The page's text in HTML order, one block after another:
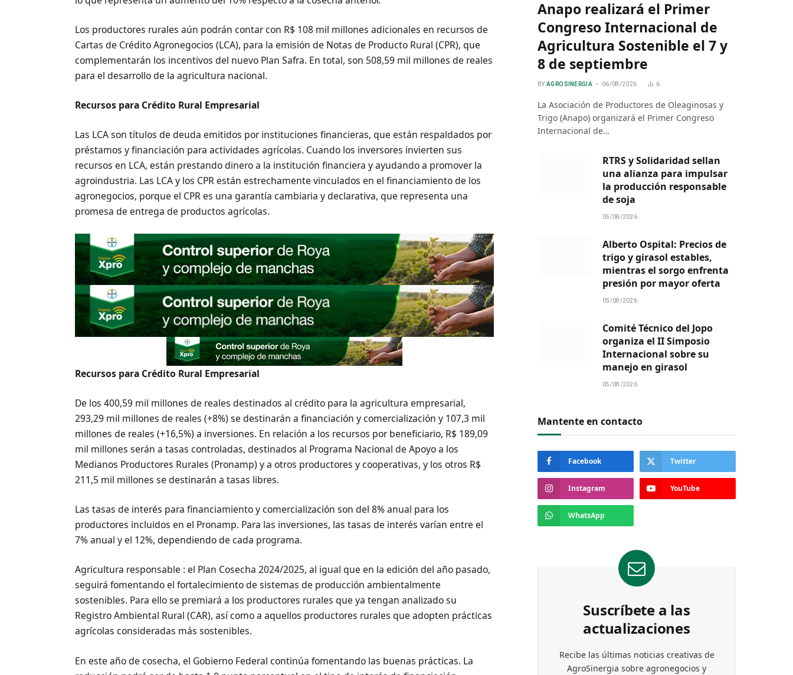
Los productores rurales aún podrán contar con R$ 108 mil millones adicionales en recursos de
Cartas de Crédito Agronegocios (LCA), para la emisión de Notas de Producto Rural (CPR), que
complementarán los incentivos del nuevo Plan Safra. En total, son 508,59 mil millones de reales
para el desarrollo de la agricultura nacional.
Recursos para Crédito Rural Empresarial
Las LCA son títulos de deuda emitidos por instituciones financieras, que están respaldados por
préstamos y financiación para actividades agrícolas. Cuando los inversores invierten sus
recursos en LCA, están prestando dinero a la institución financiera y ayudando a promover la
agroindustria. Las LCA y los CPR están estrechamente vinculados en el financiamiento de los
agronegocios, porque el CPR es una garantía cambiaria y declarativa, que representa una
promesa de entrega de productos agrícolas.
Recursos para Crédito Rural Empresarial
De los 400,59 mil millones de reales destinados al crédito para la agricultura empresarial,
293,29 mil millones de reales (+8%) se destinarán a financiación y comercialización y 107,3 ​​mil
millones de reales (+16,5%) a inversiones. En relación a los recursos por beneficiario, R$ 189,09
mil millones serán a tasas controladas, destinados al Programa Nacional de Apoyo a los
Medianos Productores Rurales (Pronamp) y a otros productores y cooperativas, y los otros R$
211,5 mil millones se destinarán a tasas libres.
Las tasas de interés para financiamiento y comercialización son del 8% anual para los
productores incluidos en el Pronamp. Para las inversiones, las tasas de interés varían entre el
7% anual y el 12%, dependiendo de cada programa.
Agricultura responsable : el Plan Cosecha 2024/2025, al igual que en la edición del año pasado,
seguirá fomentando el fortalecimiento de sistemas de producción ambientalmente
sostenibles. Para ello se premiará a los productores rurales que ya tengan analizado su
Registro Ambiental Rural (CAR), así como a aquellos productores rurales que adopten prácticas
agrícolas consideradas más sostenibles.
En este año de cosecha, el Gobierno Federal continúa fomentando las buenas prácticas. La
Anapo realizará el Primer
Congreso Internacional de
Agricultura Sostenible el 7 y
8 de septiembre
BY AGRO SINERGIA 06/08/2026 6
La Asociación de Productores de Oleaginosas y
Trigo (Anapo) organizará el Primer Congreso
Internacional de…
RTRS y Solidaridad sellan
una alianza para impulsar
la producción responsable
de soja
05/08/2026
Alberto Ospital: Precios de
trigo y girasol estables,
mientras el sorgo enfrenta
presión por mayor oferta
05/08/2026
Comité Técnico del Jopo
organiza el II Simposio
Internacional sobre su
manejo en girasol
05/08/2026
Mantente en contacto
Facebook Twitter
Instagram YouTube
WhatsApp
Suscríbete a las
actualizaciones
Recibe las últimas noticias creativas de
AgroSinergia sobre agronegocios y